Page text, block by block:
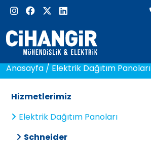
Anasayfa / Elektrik Dağıtım Panoları
Hizmetlerimiz
Elektrik Dağıtım Panoları
Schneider